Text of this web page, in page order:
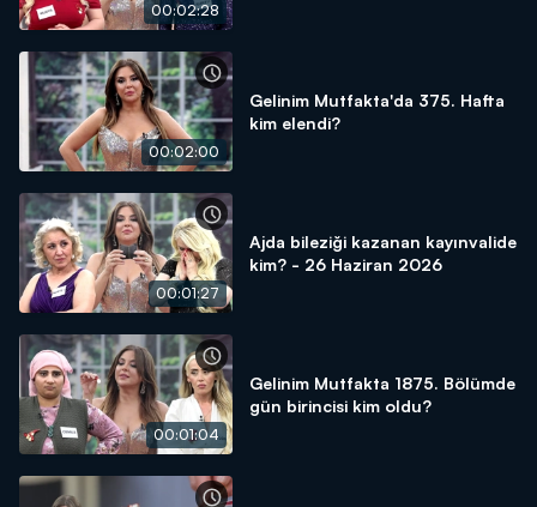
00:02:28
00:02:00
Gelinim Mutfakta'da 375. Hafta
kim elendi?
00:01:27
Ajda bileziği kazanan kayınvalide
kim? - 26 Haziran 2026
00:01:04
Gelinim Mutfakta 1875. Bölümde
gün birincisi kim oldu?